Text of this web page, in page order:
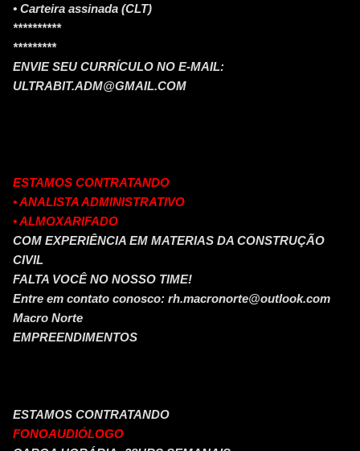
• Carteira assinada (CLT)
**********
*********
ENVIE SEU CURRÍCULO NO E-MAIL:
ULTRABIT.ADM@GMAIL.COM
ESTAMOS CONTRATANDO
• ANALISTA ADMINISTRATIVO
• ALMOXARIFADO
COM EXPERIÊNCIA EM MATERIAS DA CONSTRUÇÃO
CIVIL
FALTA VOCÊ NO NOSSO TIME!
Entre em contato conosco: rh.macronorte@outlook.com
Macro Norte
EMPREENDIMENTOS
ESTAMOS CONTRATANDO
FONOAUDIÓLOGO